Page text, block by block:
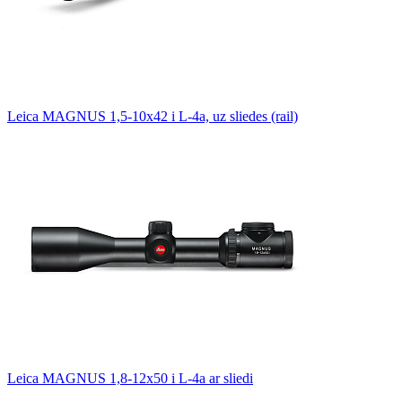
Leica MAGNUS 1,5-10x42 i L-4a, uz sliedes (rail)
Leica MAGNUS 1,8-12x50 i L-4a ar sliedi